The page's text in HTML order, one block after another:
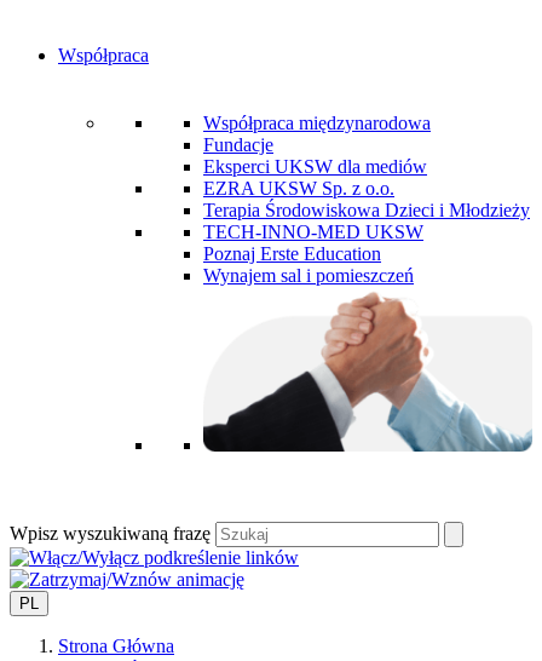
Współpraca
Współpraca międzynarodowa
Fundacje
Eksperci UKSW dla mediów
EZRA UKSW Sp. z o.o.
Terapia Środowiskowa Dzieci i Młodzieży
TECH-INNO-MED UKSW
Poznaj Erste Education
Wynajem sal i pomieszczeń
Wpisz wyszukiwaną frazę
PL
Strona Główna